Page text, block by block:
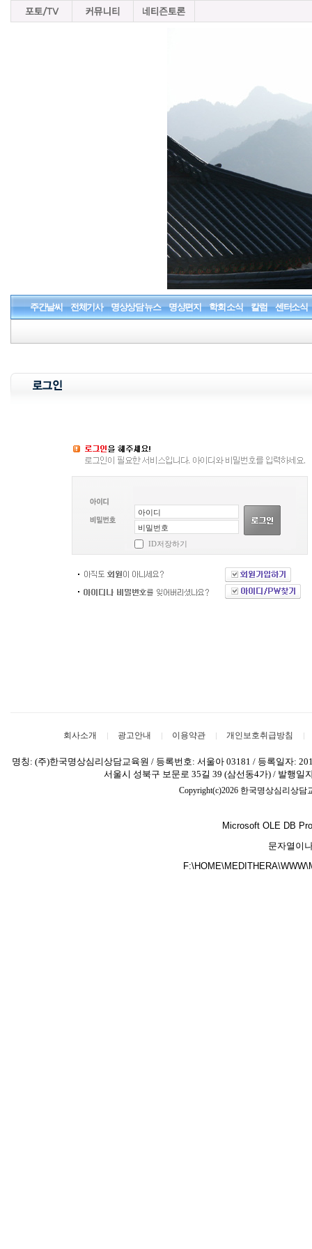
주간날씨 전체기사 명상상담 뉴스 명상편지 학회 소식 칼럼 센터소식
ID저장하기
회사소개 광고안내 이용약관 개인보호취급방침
명칭: (주)한국명상심리상담교육원 / 등록번호: 서울아 03181 / 등록일자:
서울시 성북구 보문로 35길 39 (삼선동4가) / 발행일
Copyright(c)2026 한국명상심리상담
Microsoft OLE DB
문자열이